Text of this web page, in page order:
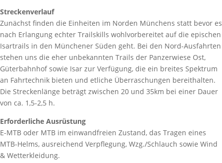
Streckenverlauf
Zunächst finden die Einheiten im Norden Münchens statt bevor es
nach Erlangung echter Trailskills wohlvorbereitet auf die epischen
Isartrails in den Münchener Süden geht. Bei den Nord-Ausfahrten
stehen uns die eher unbekannten Trails der Panzerwiese Ost,
Güterbahnhof sowie Isar zur Verfügung, die ein breites Spektrum
an Fahrtechnik bieten und etliche Überraschungen bereithalten.
Die Streckenlänge beträgt zwischen 20 und 35km bei einer Dauer
von ca. 1,5-2,5 h.
Erforderliche Ausrüstung
E-MTB oder MTB im einwandfreien Zustand, das Tragen eines
MTB-Helms, ausreichend Verpflegung, Wzg./Schlauch sowie Wind
& Wetterkleidung.